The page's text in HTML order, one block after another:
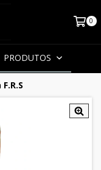
0
PRODUTOS